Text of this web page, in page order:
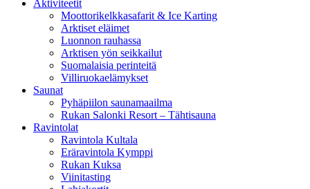
Aktiviteetit
Moottorikelkkasafarit & Ice Karting
Arktiset eläimet
Luonnon rauhassa
Arktisen yön seikkailut
Suomalaisia perinteitä
Villiruokaelämykset
Saunat
Pyhäpiilon saunamaailma
Rukan Salonki Resort – Tähtisauna
Ravintolat
Ravintola Kultala
Eräravintola Kymppi
Rukan Kuksa
Viinitasting